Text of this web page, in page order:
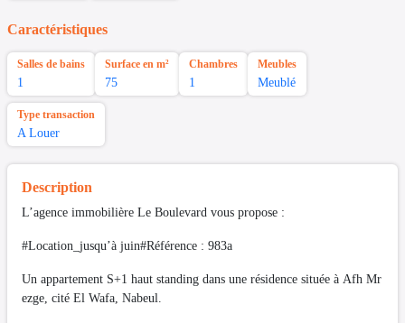
Caractéristiques
Salles de bains
1
Surface en m²
75
Chambres
1
Meubles
Meublé
Type transaction
A Louer
Description
L’agence immobilière Le Boulevard vous propose :
#Location_jusqu’à juin#Référence : 983a
Un appartement S+1 haut standing dans une résidence située à Afh Mr
ezge, cité El Wafa, Nabeul.